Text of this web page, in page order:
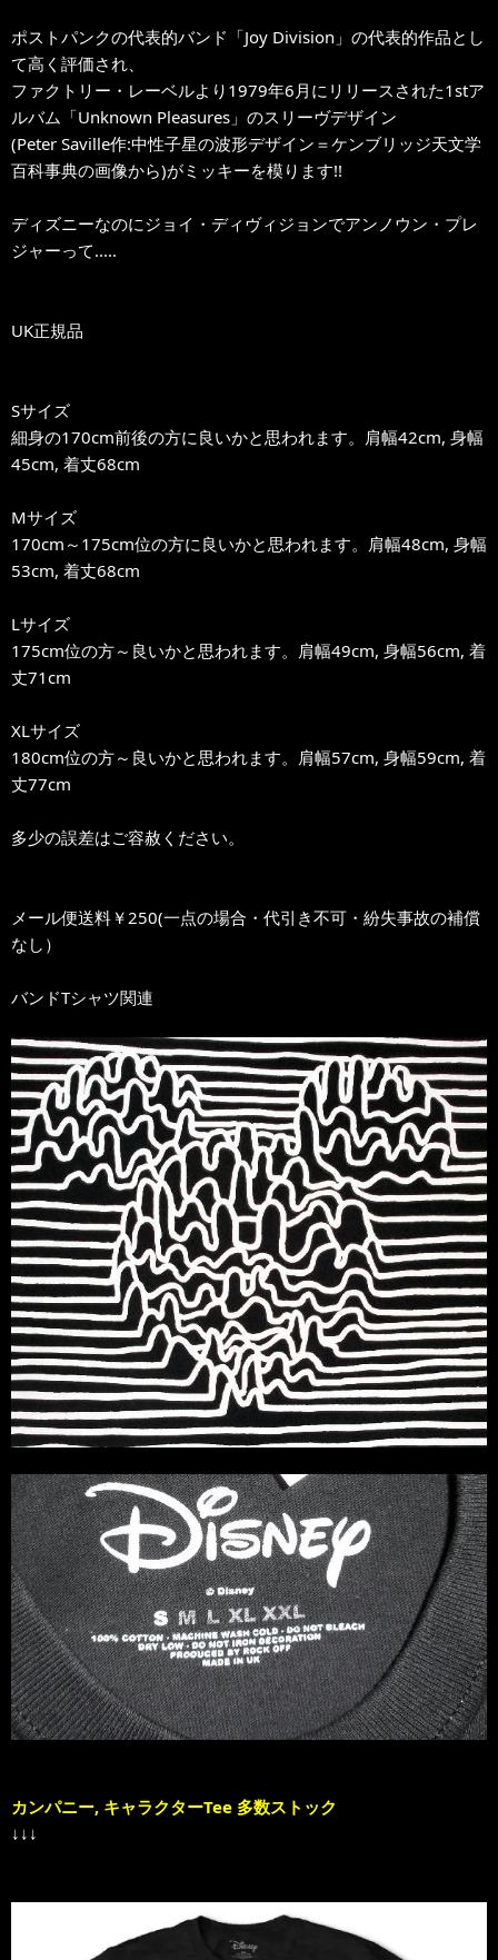
ポストパンクの代表的バンド「Joy Division」の代表的作品とし
て高く評価され、
ファクトリー・レーベルより1979年6月にリリースされた1stア
ルバム「Unknown Pleasures」のスリーヴデザイン
(Peter Saville作:中性子星の波形デザイン＝ケンブリッジ天文学
百科事典の画像から)がミッキーを模ります!!
ディズニーなのにジョイ・ディヴィジョンでアンノウン・プレ
ジャーって.....
UK正規品
Sサイズ
細身の170cm前後の方に良いかと思われます。肩幅42cm, 身幅
45cm, 着丈68cm
Mサイズ
170cm～175cm位の方に良いかと思われます。肩幅48cm, 身幅
53cm, 着丈68cm
Lサイズ
175cm位の方～良いかと思われます。肩幅49cm, 身幅56cm, 着
丈71cm
XLサイズ
180cm位の方～良いかと思われます。肩幅57cm, 身幅59cm, 着
丈77cm
多少の誤差はご容赦ください。
メール便送料￥250(一点の場合・代引き不可・紛失事故の補償
なし）
バンドTシャツ関連
カンパニー, キャラクターTee 多数ストック
↓↓↓